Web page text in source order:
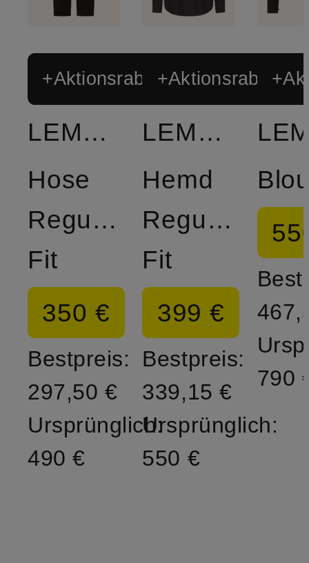
+Aktionsrabatt
LEMAIRE
Hose
Regular
Fit
350 €
Bestpreis:
297,50 €
Ursprünglich:
490 €
+Aktionsrabatt
LEMAIRE
Hemd
Regular
Fit
399 €
Bestpreis:
339,15 €
Ursprünglich:
550 €
790